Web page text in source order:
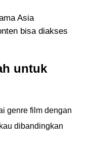
Asia
bisa diakses
untuk
genre film dengan
dibandingkan